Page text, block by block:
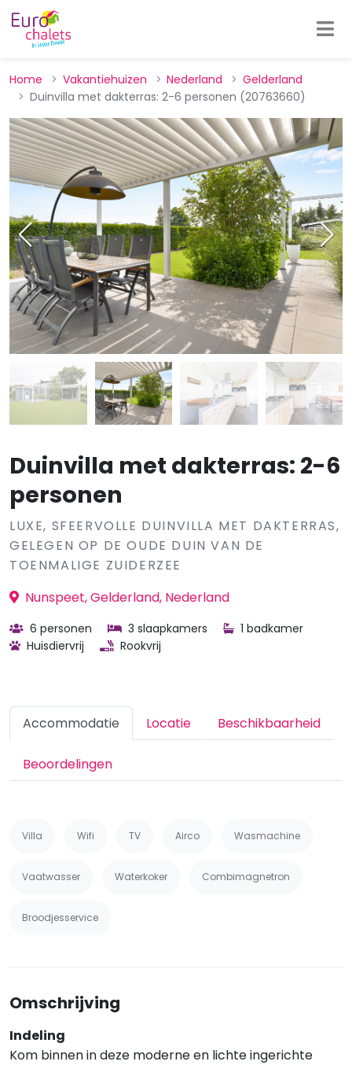
Home Vakantiehuizen Nederland
Gelderland
Duinvilla met dakterras: 2-6 personen (20763660)
Duinvilla met dakterras: 2-6
personen
LUXE, SFEERVOLLE DUINVILLA MET DAKTERRAS,
GELEGEN OP DE OUDE DUIN VAN DE
TOENMALIGE ZUIDERZEE
Nunspeet, Gelderland, Nederland
6 personen 3 slaapkamers
1 badkamer
Huisdiervrij
Rookvrij
Accommodatie Locatie Beschikbaarheid
Beoordelingen
Villa Wifi TV Airco Wasmachine
Vaatwasser Waterkoker Combimagnetron
Broodjesservice
Omschrijving
Indeling
Kom binnen in deze moderne en lichte ingerichte